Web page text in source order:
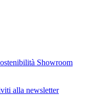
Showroom
alla newsletter